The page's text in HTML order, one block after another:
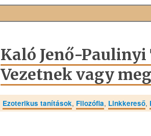
Kaló Jenő-Paulinyi
Vezetnek vagy
Ezoterikus tanítások, Filozófia, Linkkereső,